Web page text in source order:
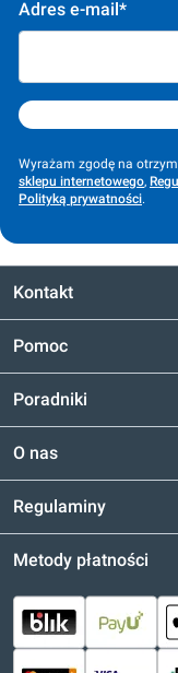
Adres e-mail*
Wyrażam zgodę na
sklepu internetowego,
Polityką prywatności.
Kontakt
Pomoc
Poradniki
O nas
Regulaminy
Metody płatności